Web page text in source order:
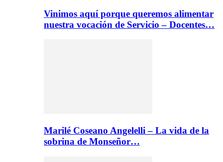
Vinimos aquí porque queremos alimentar
nuestra vocación de Servicio – Docentes…
Marilé Coseano Angelelli – La vida de la
sobrina de Monseñor…